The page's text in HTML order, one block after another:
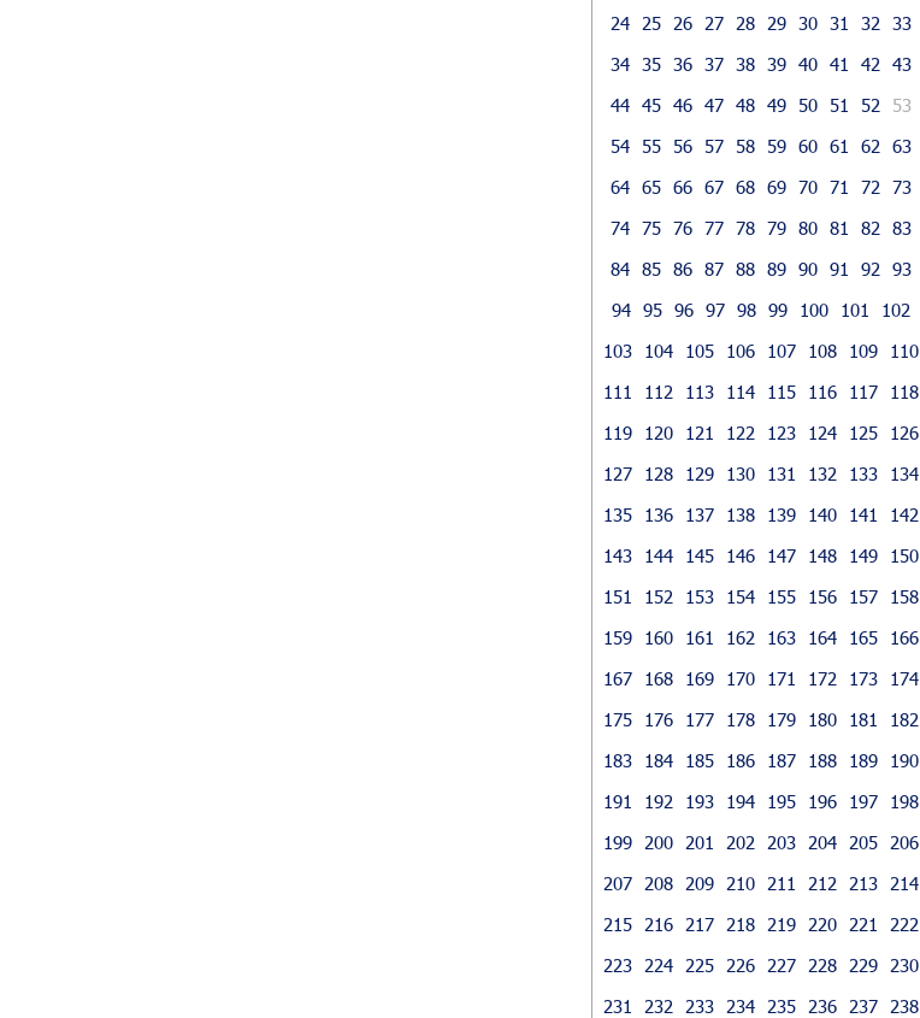
24
25 26 27 28 29 30 31 32
33
34 35 36 37 38 39 40 41 42
43
44 45 46 47 48 49 50 51 52
53
54 55 56 57 58 59 60 61 62
63
64 65 66 67 68 69 70 71 72
73
74 75 76 77 78 79 80 81 82
83
84 85 86 87 88 89 90 91 92
93
94 95 96 97 98 99 100 101
102
103
104 105 106 107 108 109
110
111
112 113 114 115 116 117
118
119
120 121 122 123 124 125
126
127
128 129 130 131 132 133
134
135
136 137 138 139 140 141
142
143
144 145 146 147 148 149
150
151
152 153 154 155 156 157
158
159
160 161 162 163 164 165
166
167
168 169 170 171 172 173
174
175
176 177 178 179 180 181
182
183
184 185 186 187 188 189
190
191
192 193 194 195 196 197
198
199
200 201 202 203 204 205
206
207
208 209 210 211 212 213
214
215
216 217 218 219 220 221
222
223
224 225 226 227 228 229
230
231
232 233 234 235 236 237
238